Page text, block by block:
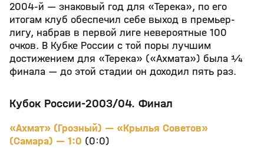
2004-й — знаковый год для «Терека», по его
итогам клуб обеспечил себе выход в премьер-
лигу, набрав в первой лиге невероятные 100
очков. В Кубке России с той поры лучшим
достижением для «Терека» («Ахмата») была ¼
финала — до этой стадии он доходил пять раз.
Кубок России-2003/04. Финал
«Ахмат» (Грозный) — «Крылья Советов»
(Самара) — 1:0 (0:0)